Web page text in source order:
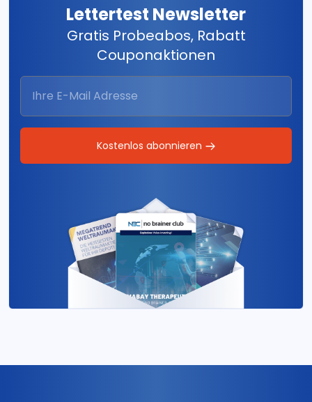
Lettertest Newsletter
Gratis Probeabos, Rabatt
Couponaktionen
Kostenlos abonnieren